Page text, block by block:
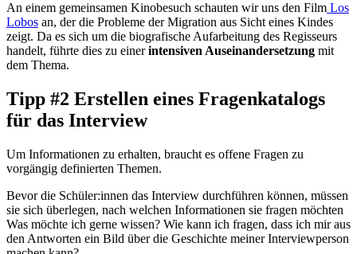
An einem gemeinsamen Kinobesuch schauten wir uns den Film Los
Lobos an, der die Probleme der Migration aus Sicht eines Kindes
zeigt. Da es sich um die biografische Aufarbeitung des Regisseurs
handelt, führte dies zu einerintensiven Auseinandersetzung mit
dem Thema.
Tipp #2 Erstellen eines Fragenkatalogs
für das Interview
Um Informationen zu erhalten, braucht es offene Fragen zu
vorgängig definierten Themen.
Bevor die Schüler:innen das Interview durchführen können, müssen
sie sich überlegen, nach welchen Informationen sie fragen möchten
Was möchte ich gerne wissen? Wie kann ich fragen, dass ich mir aus
den Antworten ein Bild über die Geschichte meiner Interviewperson